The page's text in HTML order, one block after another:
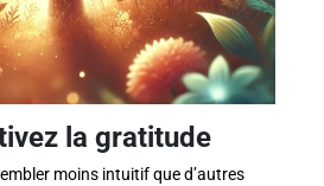
la gratitude
moins intuitif que d’autres